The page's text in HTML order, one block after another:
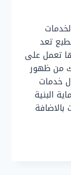
تعد
تعمل على
من ظهور
خدمات
البنية
بالاضافة